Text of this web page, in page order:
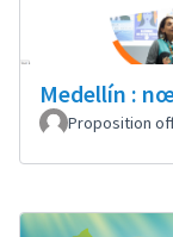
Medellín :
Proposition